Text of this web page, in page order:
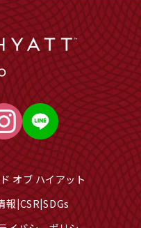
オブ ハイアット
報 CSR SDGs